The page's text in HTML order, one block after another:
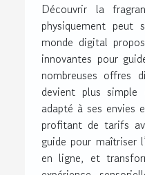
Découvrir la
physiquement peut
monde digital
innovantes pour
nombreuses offres
devient plus simple
adapté à ses envies
profitant de tarifs
guide pour maîtriser
en ligne, et